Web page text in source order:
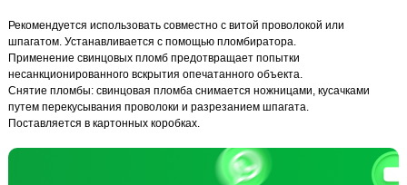
Рекомендуется использовать совместно с витой проволокой или
шпагатом. Устанавливается с помощью пломбиратора.
Применение свинцовых пломб предотвращает попытки
несанкционированного вскрытия опечатанного объекта.
Снятие пломбы: свинцовая пломба снимается ножницами, кусачками
путем перекусывания проволоки и разрезанием шпагата.
Поставляется в картонных коробках.